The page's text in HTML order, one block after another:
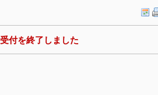
受付を終了しました